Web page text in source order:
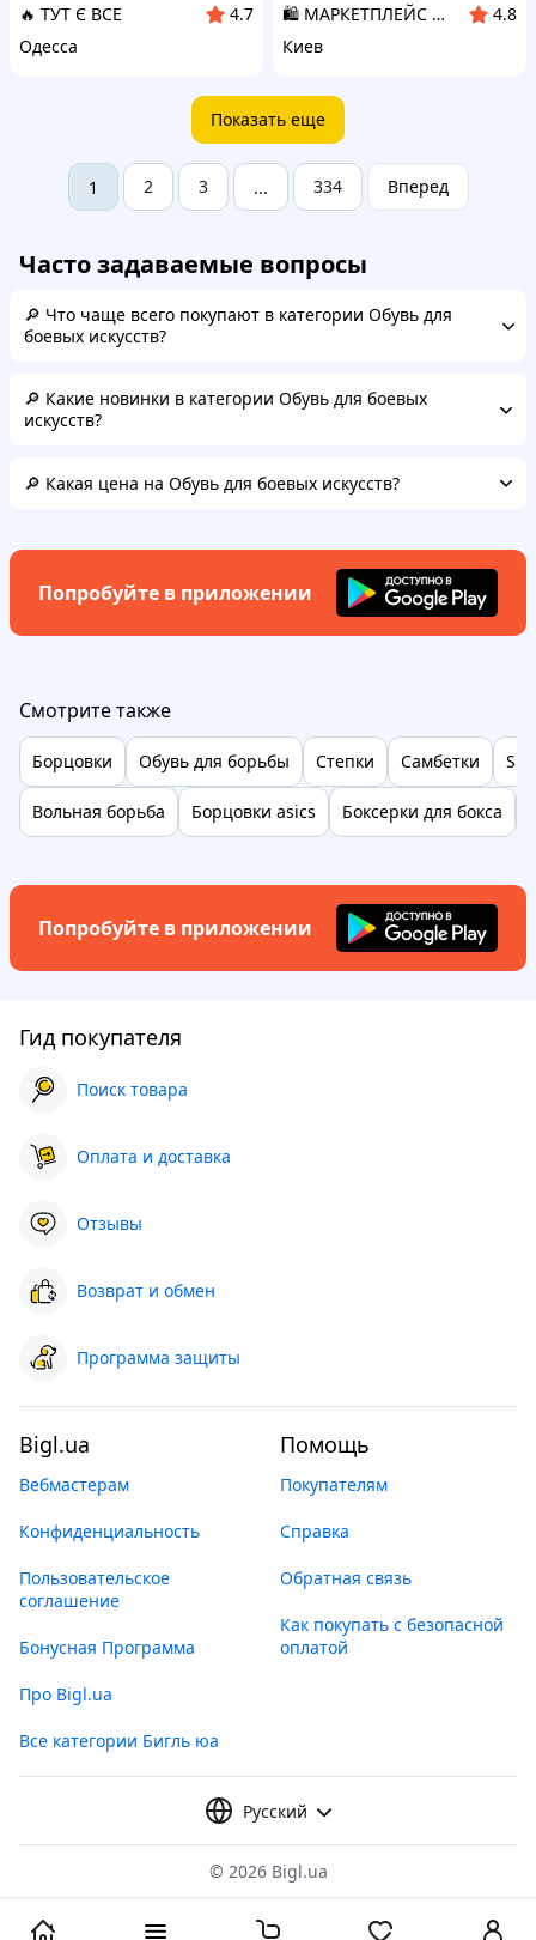
🔥 ТУТ Є ВСЕ
4.7
Одесса
🛍️ МАРКЕТПЛЕЙС DMD
4.8
Киев
Показать еще
1 2 3 ... 334 Вперед
Часто задаваемые вопросы
🔎 Что чаще всего покупают в категории Обувь для
боевых искусств?
🔎 Какие новинки в категории Обувь для боевых
искусств?
🔎 Какая цена на Обувь для боевых искусств?
Попробуйте в приложении
Смотрите также
Борцовки Обувь для борьбы Степки Самбетки
Вольная борьба Борцовки asics Боксерки для бокса
Попробуйте в приложении
Гид покупателя
Поиск товара
Оплата и доставка
Отзывы
Возврат и обмен
Программа защиты
Bigl.ua
Вебмастерам
Конфиденциальность
Пользовательское
соглашение
Бонусная Программа
Про Bigl.ua
Все категории Бигль юа
Помощь
Покупателям
Справка
Обратная связь
Как покупать с безопасной
оплатой
Русский
© 2026 Bigl.ua